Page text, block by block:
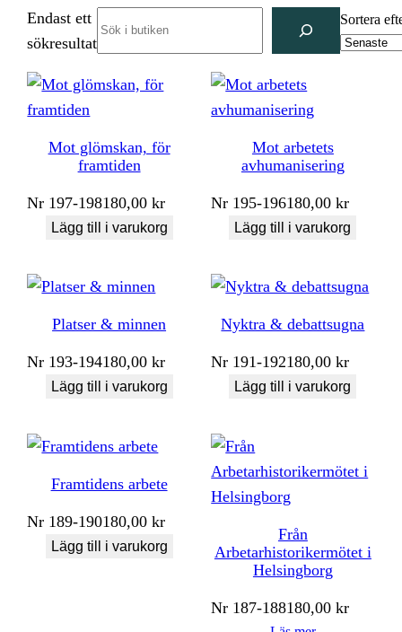
Endast ett
sökresultat
Sortera
Mot glömskan, för
framtiden
Nr 197-198180,00kr
Lägg till i varukorg
Mot arbetets
avhumanisering
Nr 195-196180,00kr
Lägg till i varukorg
Platser & minnen
Nr 193-194180,00kr
Lägg till i varukorg
Nyktra & debattsugna
Nr 191-192180,00kr
Lägg till i varukorg
Framtidens arbete
Nr 189-190180,00kr
Lägg till i varukorg
Från
Arbetarhistorikermötet i
Helsingborg
Nr 187-188180,00kr